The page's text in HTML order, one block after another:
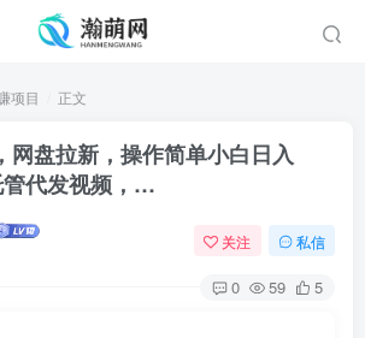
项目 正文
网盘拉新，操作简单小白日入
代发视频，…
关注 私信
0 59 5